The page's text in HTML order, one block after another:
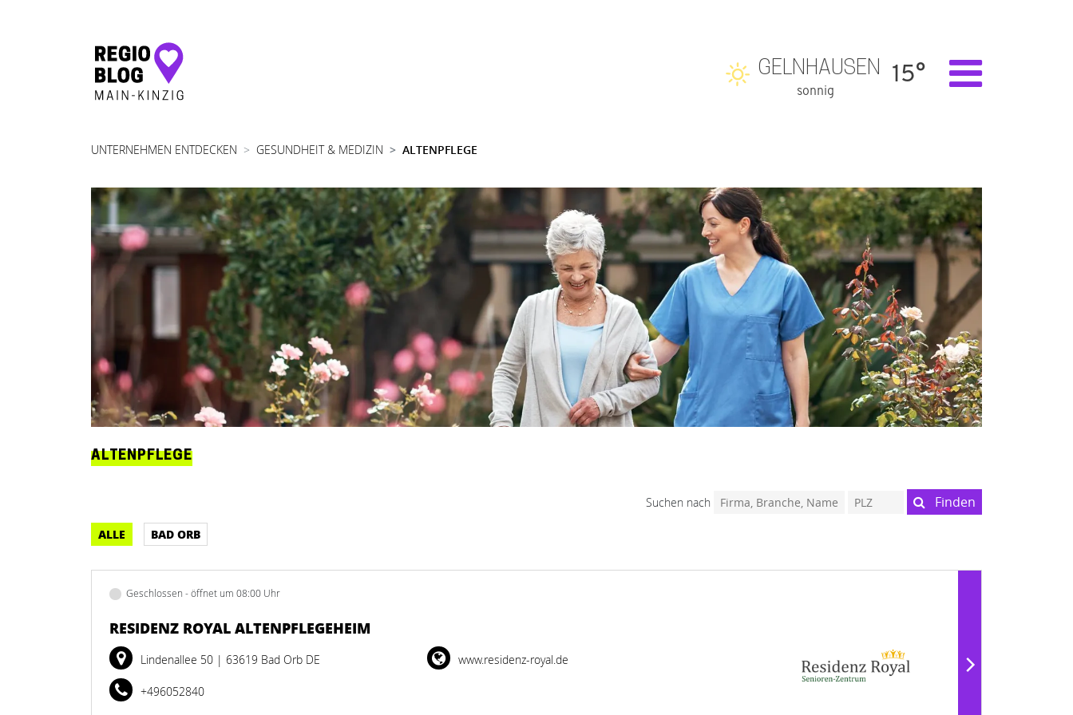
Hauptnavigation
GELNHAUSEN
sonnig
15°
UNTERNEHMEN ENTDECKEN GESUNDHEIT & MEDIZIN ALTENPFLEGE
ALTENPFLEGE
Suchen nach Finden
ALLE BAD ORB
Geschlossen - öffnet um 08:00 Uhr
RESIDENZ ROYAL ALTENPFLEGEHEIM
Lindenallee 50 | 63619 Bad Orb DE
+496052840
www.residenz-royal.de